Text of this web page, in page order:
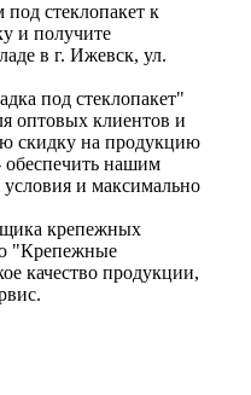
стеклопакет к
и получите
в г. Ижевск, ул.
под стеклопакет"
оптовых клиентов и
скидку на продукцию
обеспечить нашим
и максимально
крепежных
"Крепежные
качество продукции,